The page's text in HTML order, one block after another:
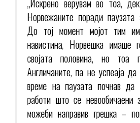
Норвежаните поради паузата
До тој момент мојот тим
навистина, Норвешка имаше
својата половина, но
Англичаните, па не успеаја
време на паузата почнав да
работи што се
можеби направив грешка –